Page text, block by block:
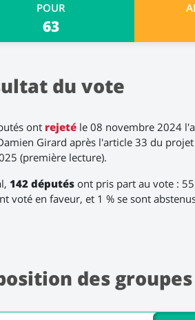
POUR
63
du vote
ont rejeté le 08 novembre 2024
Girard après l'article 33 du
(première lecture).
142 députés ont pris part au vote :
voté en faveur, et 1 % se sont
des groupes